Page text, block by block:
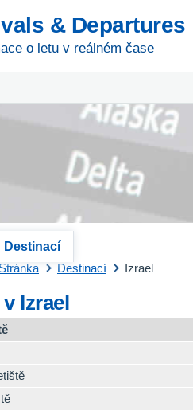
& Departures
o letu v reálném čase
Destinací
Stránka Destinací Izrael
Izrael